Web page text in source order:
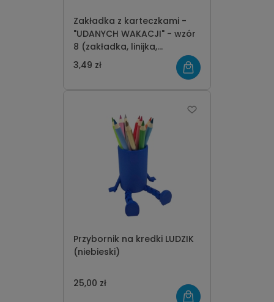
Zakładka z karteczkami -
"UDANYCH WAKACJI" - wzór
8 (zakładka, linijka,
karteczki)
3,49 zł
Przybornik na kredki LUDZIK
(niebieski)
25,00 zł